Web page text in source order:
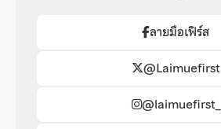
ลายมือเฟิร์ส
@Laimuefirst
@laimuefirst_